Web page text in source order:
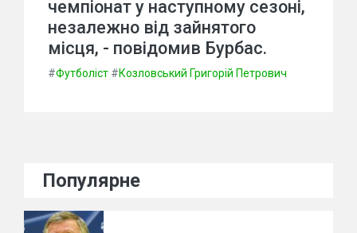
чемпіонат у наступному сезоні,
незалежно від зайнятого
місця, - повідомив Бурбас.
#Футболіст #Козловський Григорій Петрович
Популярне